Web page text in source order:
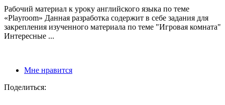
Рабочий материал к уроку английского языка по теме
«Playroom» Данная разработка содержит в себе задания для
закрепления изученного материала по теме "Игровая комната"
Интересные ...
Мне нравится
Поделиться: